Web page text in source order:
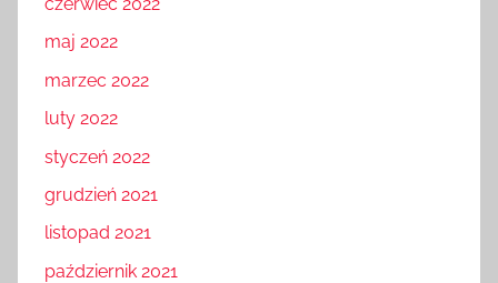
maj 2022
marzec 2022
luty 2022
styczeń 2022
grudzień 2021
listopad 2021
październik 2021